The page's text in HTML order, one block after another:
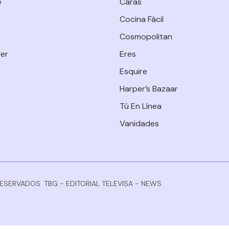
Cocina Fácil
Cosmopolitan
Eres
Esquire
Harper’s Bazaar
Tú En Línea
Vanidades
TBG - EDITORIAL TELEVISA - NEWS